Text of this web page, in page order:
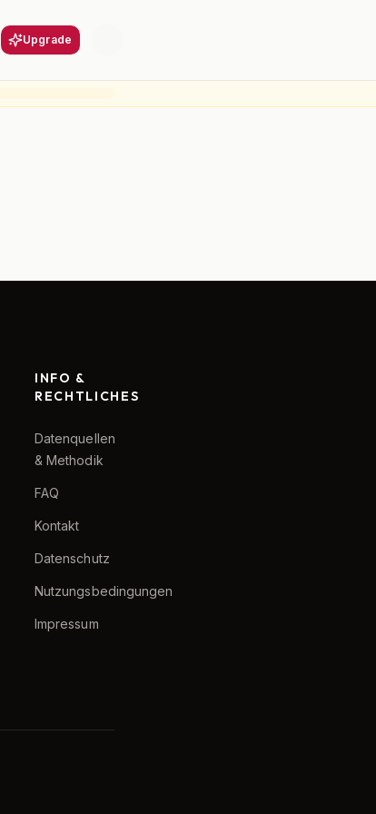
Upgrade
INFO &
RECHTLICHES
Datenquellen
& Methodik
FAQ
Kontakt
Datenschutz
Nutzungsbedingungen
Impressum